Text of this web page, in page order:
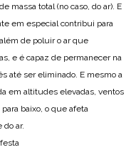
massa total (no caso, do ar). E
em especial contribui para
de poluir o ar que
e é capaz de permanecer na
até ser eliminado. E mesmo a
em altitudes elevadas, ventos
baixo, o que afeta
ar.